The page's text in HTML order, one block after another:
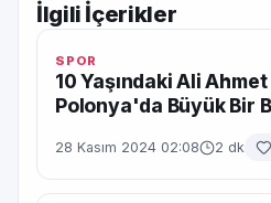
İlgili İçerikler
SPOR
10 Yaşındaki Ali
Polonya'da Büyük Bir
28 Kasım 2024 02:08 2 dk